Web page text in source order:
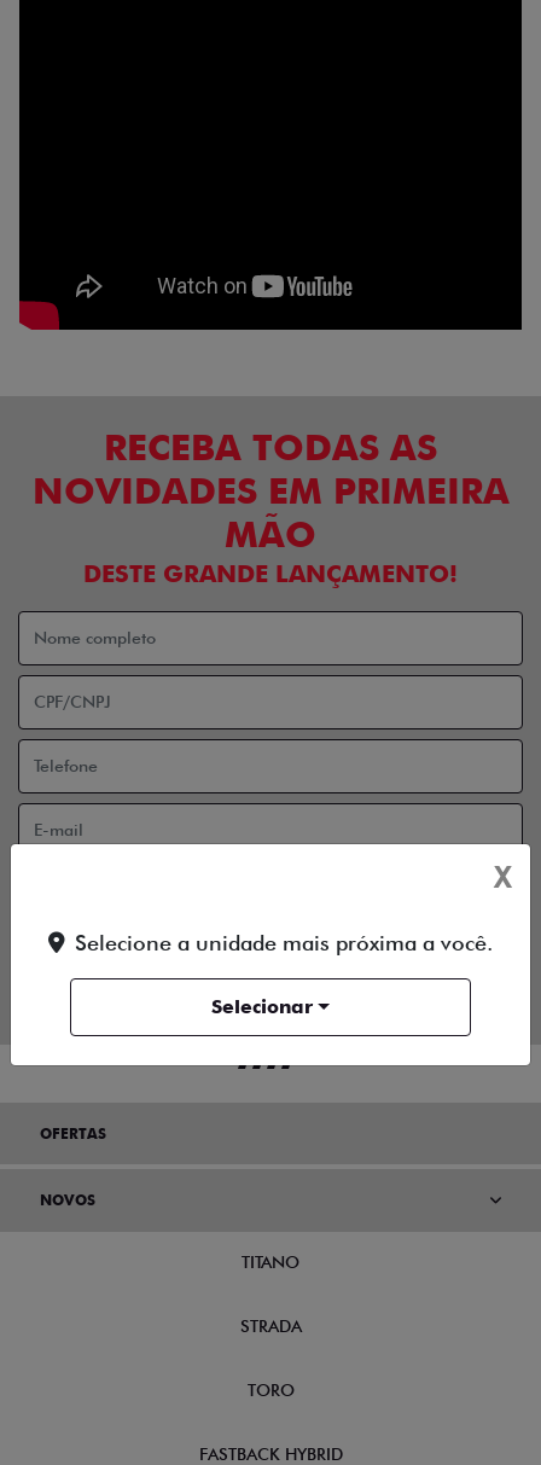
RECEBA TODAS AS
NOVIDADES EM PRIMEIRA
MÃO
DESTE GRANDE LANÇAMENTO!
OFERTAS
NOVOS
TITANO
STRADA
TORO
FASTBACK HYBRID
X
Selecione a unidade mais próxima a você.
Selecionar